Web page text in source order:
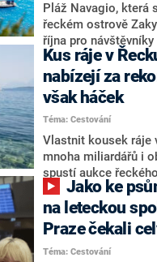
Pláž Navagio, která
řeckém ostrově
října pro
úřady, důvodem je
kamení, informoval
Kus ráje v
nabízejí za
však háček
Téma: Cestování
Vlastnit kousek ráje
mnoha miliardářů i
spustí aukce
je srovnatelná s
nedotčený ostrov
Jónského moře
spojený jeden
neobvykle nízkou
na leteckou
Praze čekali
Téma: Cestování